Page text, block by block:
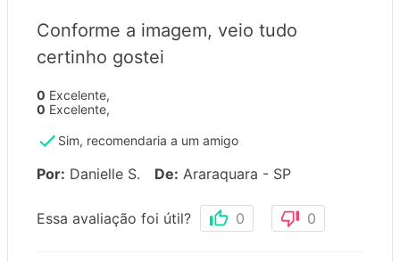
Conforme a imagem, veio tudo
certinho gostei
0 Excelente,
0 Excelente,
Sim, recomendaria a um amigo
Por: Danielle S. De: Araraquara - SP
Essa avaliação foi útil? 0 0